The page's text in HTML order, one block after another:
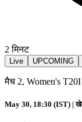
2 मिनट
Live UPCOMING
मैच 2, Women's
May 30, 18:30 (IST) |